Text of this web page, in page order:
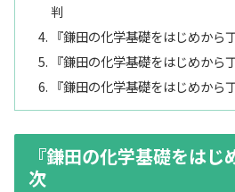
判
『鎌田の化学基礎をはじめから
『鎌田の化学基礎をはじめから
『鎌田の化学基礎をはじめから
『鎌田の化学基礎をはじ
次